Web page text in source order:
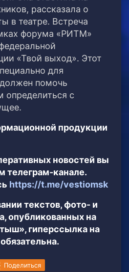
рассказала о
в театре. Встреча
форума «РИТМ»
«Твой выход». Этот
для
помочь
с
продукции
новостей вы
телеграм-канале.
https://t.me/vestiomsk
текстов, фото- и
опубликованных на
гиперссылка на
Поделиться